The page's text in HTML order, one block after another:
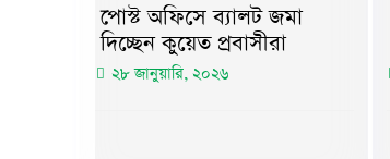
পোস্ট অফিসে ব্যালট জমা
দিচ্ছেন কুয়েত প্রবাসীরা
২৮ জানুয়ারি, ২০২৬